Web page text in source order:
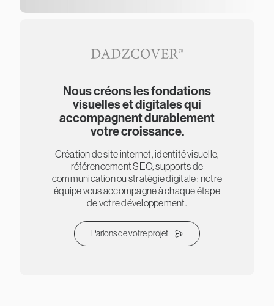
Nous créons les fondations
visuelles et digitales qui
accompagnent durablement
votre croissance.
Création de site internet, identité visuelle,
référencement SEO, supports de
communication ou stratégie digitale : notre
équipe vous accompagne à chaque étape
de votre développement.
Parlons de votre projet